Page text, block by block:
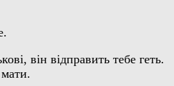
він відправить тебе геть.